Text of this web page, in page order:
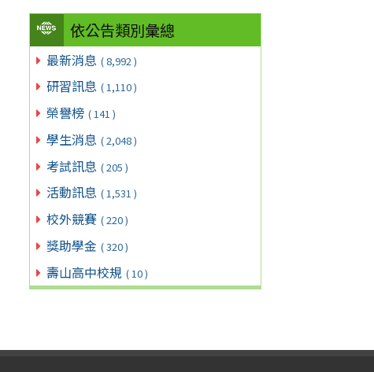
依公告類別彙總
最新消息 ( 8,992 )
研習訊息 ( 1,110 )
榮譽榜 ( 141 )
學生消息 ( 2,048 )
考試訊息 ( 205 )
活動訊息 ( 1,531 )
校外競賽 ( 220 )
獎助學金 ( 320 )
壽山高中校規 ( 10 )